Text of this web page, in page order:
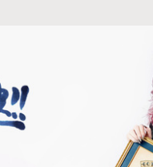
最新達成プロジェ